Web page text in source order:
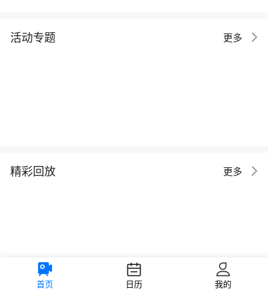
活动专题 更多
精彩回放 更多
首页 日历 我的